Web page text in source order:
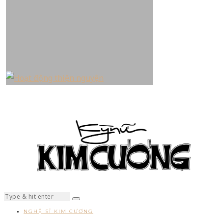
NGHỆ SĨ KIM CƯƠNG